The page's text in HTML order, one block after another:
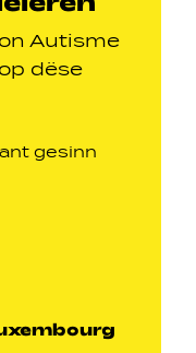
Autisme
dëse
gesinn